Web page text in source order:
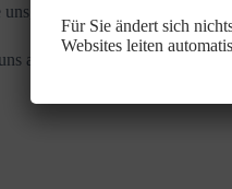
denn Qualität hat einen
auf Ihren Anruf…
Für Sie ändert sich
Websites leiten